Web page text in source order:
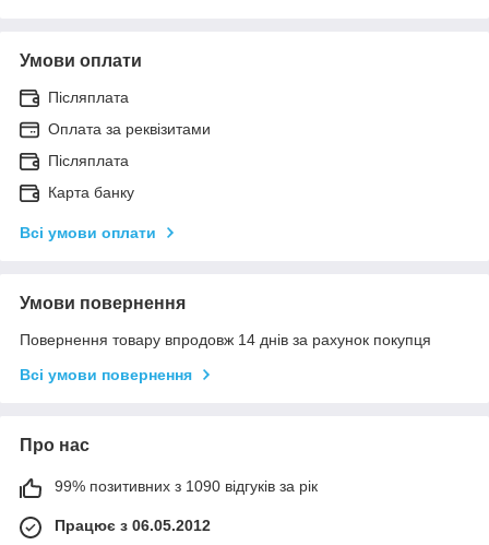
Умови оплати
Післяплата
Оплата за реквізитами
Післяплата
Карта банку
Всі умови оплати
Умови повернення
Повернення товару впродовж 14 днів за рахунок покупця
Всі умови повернення
Про нас
99% позитивних з 1090 відгуків за рік
Працює з 06.05.2012